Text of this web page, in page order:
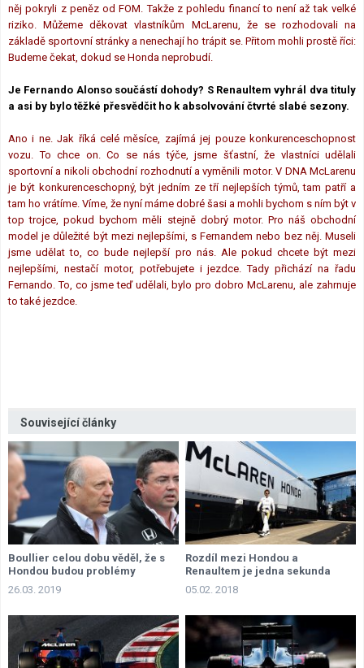
něj pokryli z peněz od FOM. Takže z pohledu financí to není až tak velké
riziko. Můžeme děkovat vlastníkům McLarenu, že se rozhodovali na
základě sportovní stránky a nenechají ho trápit se. Přitom mohli prostě říci:
Budeme čekat, dokud se Honda neprobudí.
Je Fernando Alonso součástí dohody? S Renaultem vyhrál dva tituly
a asi by bylo těžké přesvědčit ho k absolvování čtvrté slabé sezony.
Ano i ne. Jak říká celé měsíce, zajímá jej pouze konkurenceschopnost
vozu. To chce on. Co se nás týče, jsme šťastní, že vlastníci udělali
sportovní a nikoli obchodní rozhodnutí a vyměnili motor. V DNA McLarenu
je být konkurenceschopný, být jedním ze tří nejlepších týmů, tam patří a
tam ho vrátíme. Víme, že nyní máme dobré šasi a mohli bychom s ním být v
top trojce, pokud bychom měli stejně dobrý motor. Pro náš obchodní
model je důležité být mezi nejlepšími, s Fernandem nebo bez něj. Museli
jsme udělat to, co bude nejlepší pro nás. Ale pokud chcete být mezi
nejlepšími, nestačí motor, potřebujete i jezdce. Tady přichází na řadu
Fernando. To, co jsme teď udělali, bylo pro dobro McLarenu, ale zahrnuje
to také jezdce.
Související články
Boullier celou dobu věděl, že s
Hondou budou problémy
26.03. 2019
Rozdíl mezi Hondou a
Renaultem je jedna sekunda
05.02. 2018